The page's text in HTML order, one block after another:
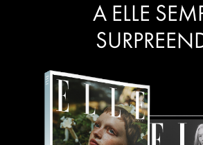
A ELLE